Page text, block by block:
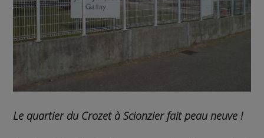
Le quartier du Crozet à Scionzier fait peau neuve !